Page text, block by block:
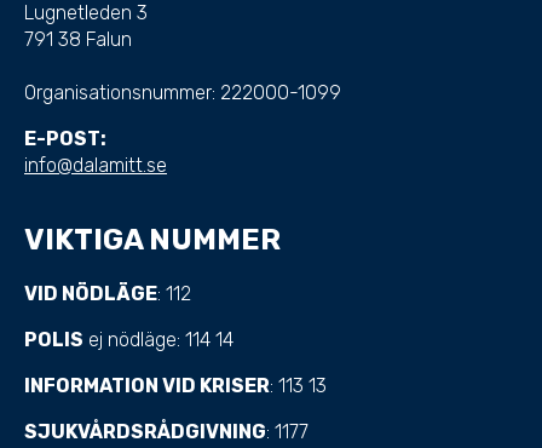
Lugnetleden 3
791 38 Falun
Organisationsnummer: 222000-1099
E-POST:
info@dalamitt.se
VIKTIGA NUMMER
VID NÖDLÄGE: 112
POLIS ej nödläge: 114 14
INFORMATION VID KRISER: 113 13
SJUKVÅRDSRÅDGIVNING: 1177